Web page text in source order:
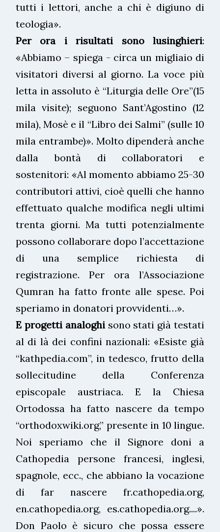
tutti i lettori, anche a chi è digiuno di
teologia».
Per ora i risultati sono lusinghieri:
«Abbiamo – spiega - circa un migliaio di
visitatori diversi al giorno. La voce più
letta in assoluto è “Liturgia delle Ore”‎(15
mila visite); seguono Sant’Agostino ‎(12
mila), Mosè e il “Libro dei Salmi” (sulle 10
mila entrambe)». Molto dipenderà anche
dalla bontà di collaboratori e
sostenitori: «Al momento abbiamo 25-30
contributori attivi, cioè quelli che hanno
effettuato qualche modifica negli ultimi
trenta giorni. Ma tutti potenzialmente
possono collaborare dopo l’accettazione
di una semplice richiesta di
registrazione. Per ora l’Associazione
Qumran ha fatto fronte alle spese. Poi
speriamo in donatori provvidenti…».
E progetti analoghisono stati già testati
al di là dei confini nazionali: «Esiste già
“kathpedia.com”, in tedesco, frutto della
sollecitudine della Conferenza
episcopale austriaca. E la Chiesa
Ortodossa ha fatto nascere da tempo
“orthodoxwiki.org,” presente in 10 lingue.
Noi speriamo che il Signore doni a
Cathopedia persone francesi, inglesi,
spagnole, ecc., che abbiano la vocazione
di far nascere fr.cathopedia.org,
en.cathopedia.org, es.cathopedia.org....».
Don Paolo è sicuro che possa essere